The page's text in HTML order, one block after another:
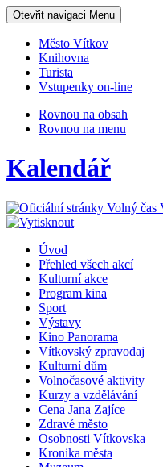
Otevřit navigaci Menu
Město Vítkov
Knihovna
Turista
Vstupenky on-line
Rovnou na obsah
Rovnou na menu
Kalendář
Úvod
Přehled všech akcí
Kulturní akce
Program kina
Sport
Výstavy
Kino Panorama
Vítkovský zpravodaj
Kulturní dům
Volnočasové aktivity
Kurzy a vzdělávání
Cena Jana Zajíce
Zdravé město
Osobnosti Vítkovska
Kronika města